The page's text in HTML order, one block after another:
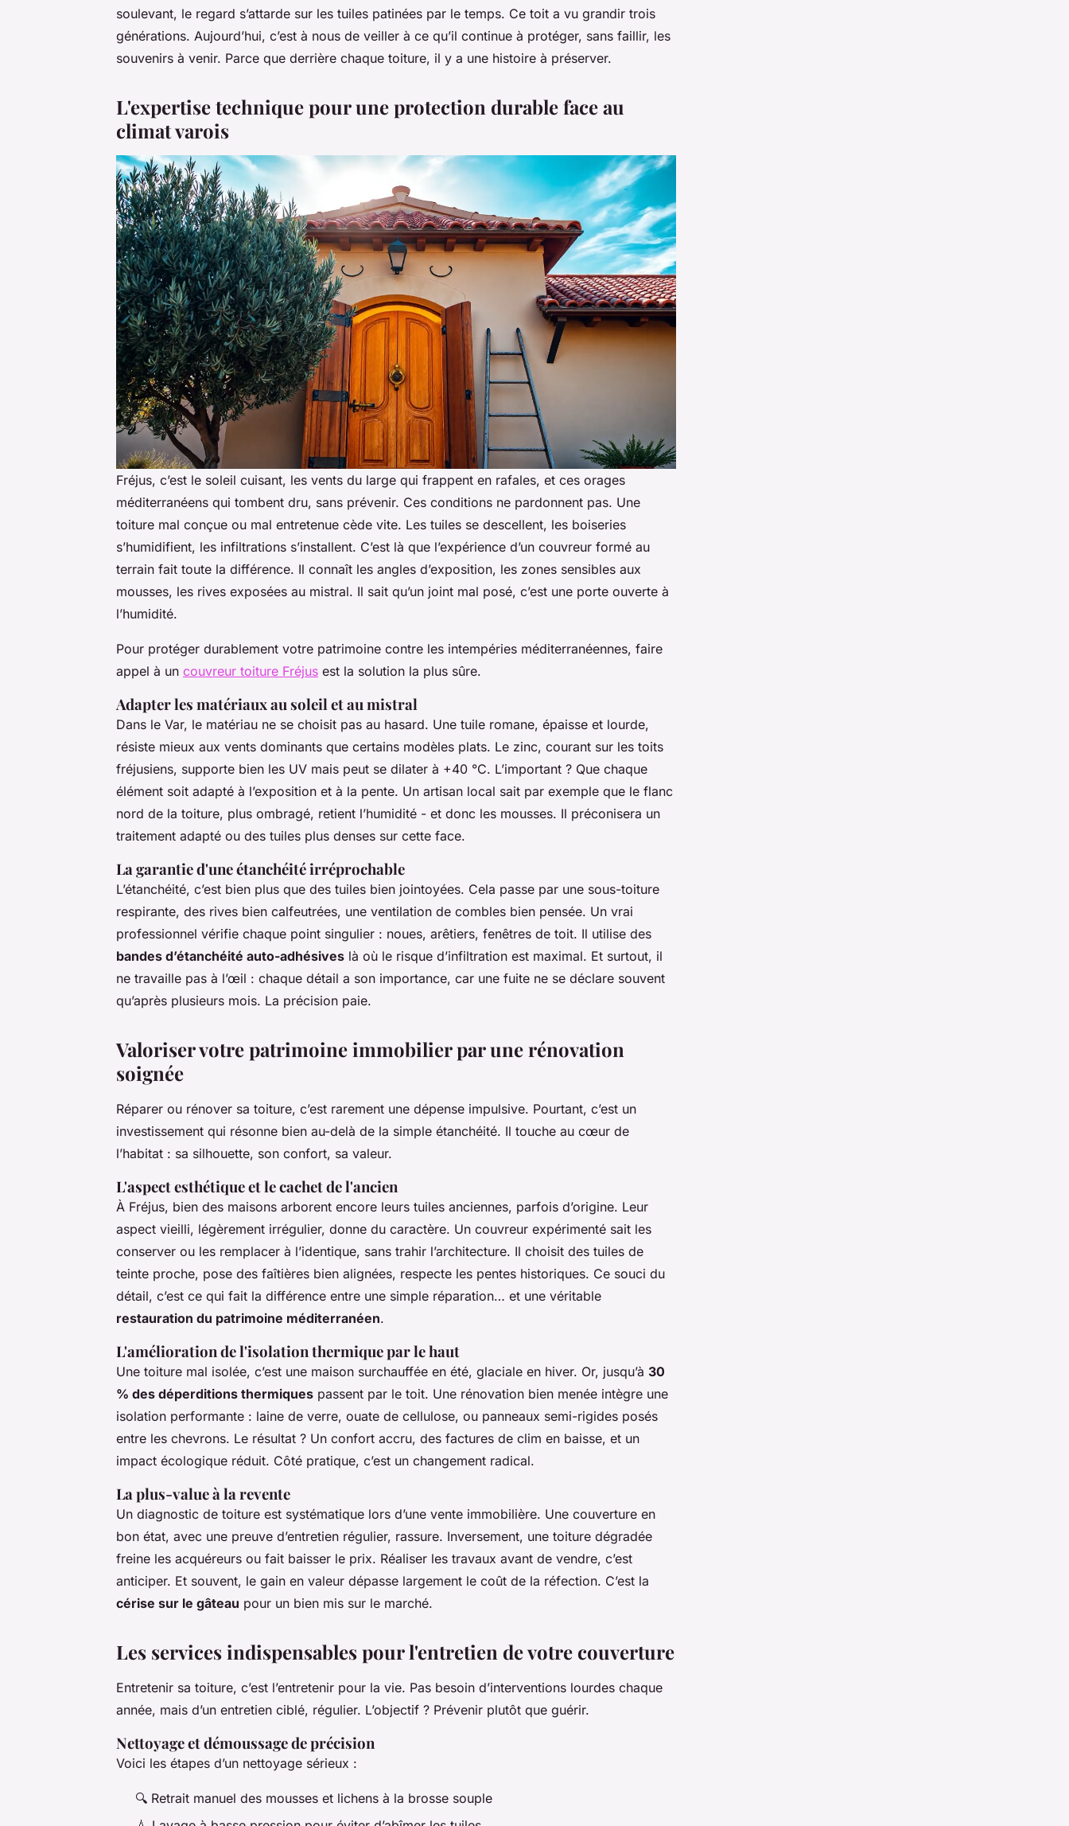
soulevant, le regard s’attarde sur les tuiles patinées par le temps. Ce toit a vu grandir trois
générations. Aujourd’hui, c’est à nous de veiller à ce qu’il continue à protéger, sans faillir, les
souvenirs à venir. Parce que derrière chaque toiture, il y a une histoire à préserver.
L'expertise technique pour une protection durable face au
climat varois
Fréjus, c’est le soleil cuisant, les vents du large qui frappent en rafales, et ces orages
méditerranéens qui tombent dru, sans prévenir. Ces conditions ne pardonnent pas. Une
toiture mal conçue ou mal entretenue cède vite. Les tuiles se descellent, les boiseries
s’humidifient, les infiltrations s’installent. C’est là que l’expérience d’un couvreur formé au
terrain fait toute la différence. Il connaît les angles d’exposition, les zones sensibles aux
mousses, les rives exposées au mistral. Il sait qu’un joint mal posé, c’est une porte ouverte à
l’humidité.
Pour protéger durablement votre patrimoine contre les intempéries méditerranéennes, faire
appel à un couvreur toiture Fréjus est la solution la plus sûre.
Adapter les matériaux au soleil et au mistral
Dans le Var, le matériau ne se choisit pas au hasard. Une tuile romane, épaisse et lourde,
résiste mieux aux vents dominants que certains modèles plats. Le zinc, courant sur les toits
fréjusiens, supporte bien les UV mais peut se dilater à +40 °C. L’important ? Que chaque
élément soit adapté à l’exposition et à la pente. Un artisan local sait par exemple que le flanc
nord de la toiture, plus ombragé, retient l’humidité - et donc les mousses. Il préconisera un
traitement adapté ou des tuiles plus denses sur cette face.
La garantie d'une étanchéité irréprochable
L’étanchéité, c’est bien plus que des tuiles bien jointoyées. Cela passe par une sous-toiture
respirante, des rives bien calfeutrées, une ventilation de combles bien pensée. Un vrai
professionnel vérifie chaque point singulier : noues, arêtiers, fenêtres de toit. Il utilise des
bandes d’étanchéité auto-adhésives là où le risque d’infiltration est maximal. Et surtout, il
ne travaille pas à l’œil : chaque détail a son importance, car une fuite ne se déclare souvent
qu’après plusieurs mois. La précision paie.
Valoriser votre patrimoine immobilier par une rénovation
soignée
Réparer ou rénover sa toiture, c’est rarement une dépense impulsive. Pourtant, c’est un
investissement qui résonne bien au-delà de la simple étanchéité. Il touche au cœur de
l’habitat : sa silhouette, son confort, sa valeur.
L'aspect esthétique et le cachet de l'ancien
À Fréjus, bien des maisons arborent encore leurs tuiles anciennes, parfois d’origine. Leur
aspect vieilli, légèrement irrégulier, donne du caractère. Un couvreur expérimenté sait les
conserver ou les remplacer à l’identique, sans trahir l’architecture. Il choisit des tuiles de
teinte proche, pose des faîtières bien alignées, respecte les pentes historiques. Ce souci du
détail, c’est ce qui fait la différence entre une simple réparation… et une véritable
restauration du patrimoine méditerranéen.
L'amélioration de l'isolation thermique par le haut
Une toiture mal isolée, c’est une maison surchauffée en été, glaciale en hiver. Or, jusqu’à 30
% des déperditions thermiques passent par le toit. Une rénovation bien menée intègre une
isolation performante : laine de verre, ouate de cellulose, ou panneaux semi-rigides posés
entre les chevrons. Le résultat ? Un confort accru, des factures de clim en baisse, et un
impact écologique réduit. Côté pratique, c’est un changement radical.
La plus-value à la revente
Un diagnostic de toiture est systématique lors d’une vente immobilière. Une couverture en
bon état, avec une preuve d’entretien régulier, rassure. Inversement, une toiture dégradée
freine les acquéreurs ou fait baisser le prix. Réaliser les travaux avant de vendre, c’est
anticiper. Et souvent, le gain en valeur dépasse largement le coût de la réfection. C’est la
cérise sur le gâteau pour un bien mis sur le marché.
Les services indispensables pour l'entretien de votre couverture
Entretenir sa toiture, c’est l’entretenir pour la vie. Pas besoin d’interventions lourdes chaque
année, mais d’un entretien ciblé, régulier. L’objectif ? Prévenir plutôt que guérir.
Nettoyage et démoussage de précision
Voici les étapes d’un nettoyage sérieux :
🔍 Retrait manuel des mousses et lichens à la brosse souple